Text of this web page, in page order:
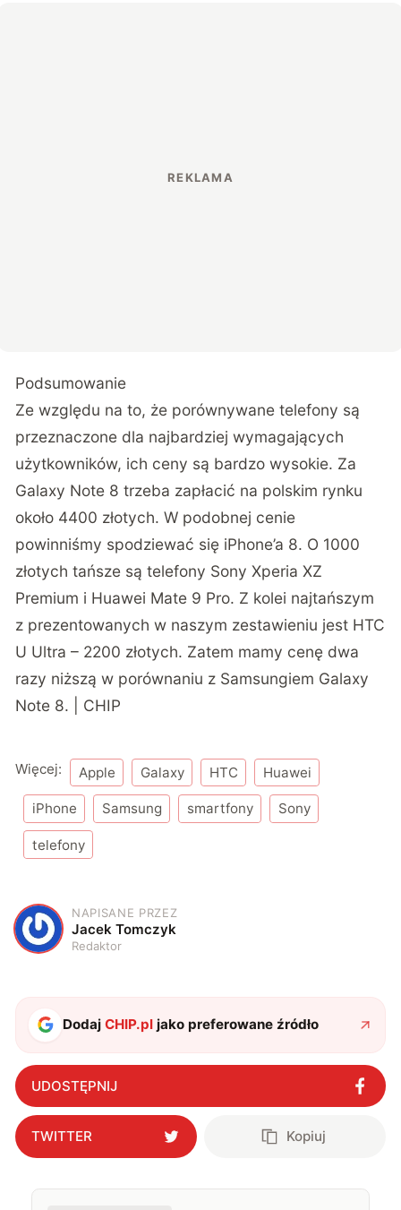
Podsumowanie
Ze względu na to, że porównywane telefony są
przeznaczone dla najbardziej wymagających
użytkowników, ich ceny są bardzo wysokie. Za
Galaxy Note 8 trzeba zapłacić na polskim rynku
około 4400 złotych. W podobnej cenie
powinniśmy spodziewać się iPhone’a 8. O 1000
złotych tańsze są telefony Sony Xperia XZ
Premium i Huawei Mate 9 Pro. Z kolei najtańszym
z prezentowanych w naszym zestawieniu jest HTC
U Ultra – 2200 złotych. Zatem mamy cenę dwa
razy niższą w porównaniu z Samsungiem Galaxy
Note 8. | CHIP
Więcej: Apple Galaxy HTC Huawei
iPhone Samsung smartfony Sony
telefony
J
NAPISANE PRZEZ
Jacek Tomczyk
Redaktor
DodajCHIP.pl jako preferowane źródło
UDOSTĘPNIJ
TWITTER Kopiuj